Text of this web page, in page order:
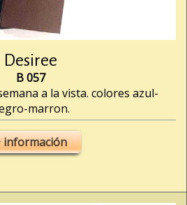
Desiree
B 057
a la vista. colores azul-
marron.
información